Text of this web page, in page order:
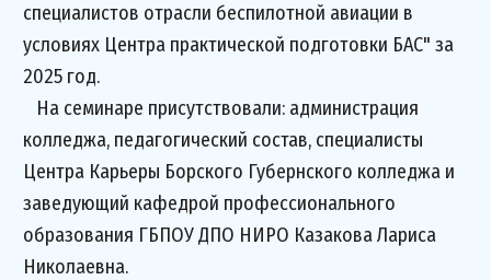
специалистов отрасли беспилотной авиации в
условиях Центра практической подготовки БАС" за
2025 год.
На семинаре присутствовали: администрация
колледжа, педагогический состав, специалисты
Центра Карьеры Борского Губернского колледжа и
заведующий кафедрой профессионального
образования ГБПОУ ДПО НИРО Казакова Лариса
Николаевна.